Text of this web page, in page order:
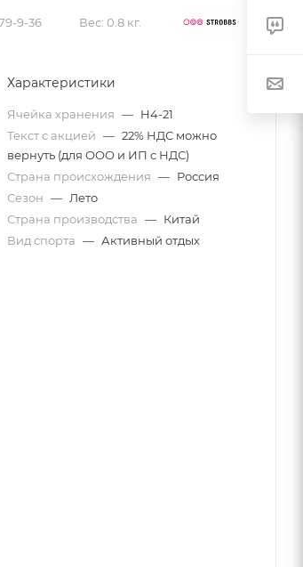
9-36 Вес: 0.8 кг.
Характеристики
Ячейка хранения — H4-21
Текст с акцией — 22% НДС можно
вернуть (для ООО и ИП с НДС)
Страна происхождения — Россия
Сезон — Лето
Страна производства — Китай
Вид спорта — Активный отдых